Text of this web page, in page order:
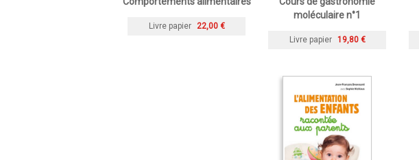
Livre papier 22,00 €
moléculaire n°1
Livre papier 19,80 €